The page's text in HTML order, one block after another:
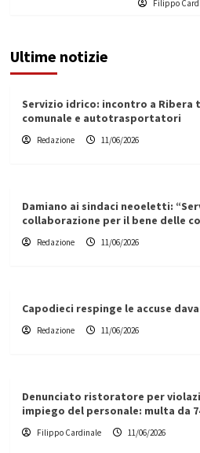
Filippo
Ultime notizie
Servizio idrico: incontro a Ribera
comunale e autotrasportatori
Redazione 11/06/2026
Damiano ai sindaci neoeletti:
collaborazione per il bene delle
Redazione 11/06/2026
Capodieci respinge le accuse
Redazione 11/06/2026
Denunciato ristoratore per
impiego del personale: multa da
Filippo Cardinale 11/06/2026